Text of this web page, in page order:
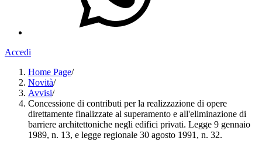
Accedi
Home Page/
Novità/
Avvisi/
Concessione di contributi per la realizzazione di opere
direttamente finalizzate al superamento e all'eliminazione di
barriere architettoniche negli edifici privati. Legge 9 gennaio
1989, n. 13, e legge regionale 30 agosto 1991, n. 32.